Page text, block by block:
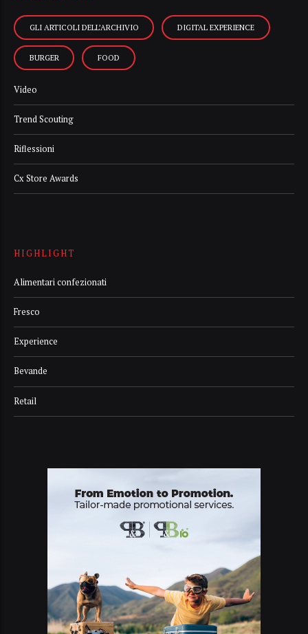
GLI ARTICOLI DELL’ARCHIVIO DIGITAL EXPERIENCE
BURGER FOOD
Video
Trend Scouting
Riflessioni
Cx Store Awards
HIGHLIGHT
Alimentari confezionati
Fresco
Experience
Bevande
Retail